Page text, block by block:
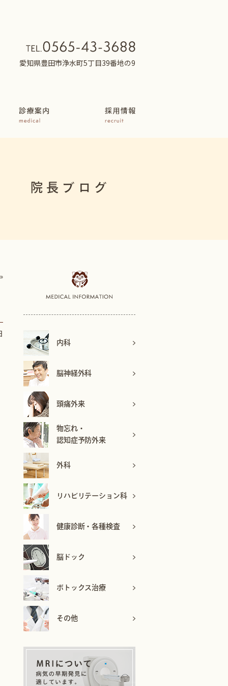
愛知県豊田市浄水町5丁目39番地の9
院長ブログ
内科
脳神経外科
頭痛外来
物忘れ・
認知症予防外来
外科
リハビリテーション科
健康診断・各種検査
脳ドック
ボトックス治療
その他